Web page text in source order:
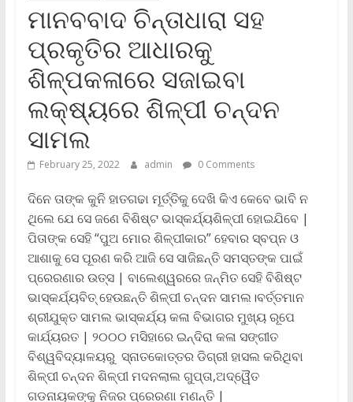
ମାନବବାଦ ଚିନ୍ତାଧାରା ସହ
ପ୍ରକୃତିର ଆଧାରକୁ
ଶିଳ୍ପକଳାରେ ସଜାଇବା
ଲକ୍ଷ୍ୟରେ ଶିଳ୍ପୀ ଚନ୍ଦନ
ସାମଲ
February 25, 2022 admin 0 Comments
ଦିନେ ତାଙ୍କ କୁନି ହାତଗଢା ମୂର୍ତ୍ତିକୁ ଦେଖି କିଏ କେବେ ଭାବି ନ
ଥିଲେ ଯେ ସେ ଜଣେ ବିଶିଷ୍ଟ ଭାସ୍କର୍ଯ୍ୟଶିଳ୍ପୀ ହୋଇଯିବେ |
ପିତାଙ୍କ ସେହି “ପୁଅ ମୋର ଶିଳ୍ପୀକାର” ହେବାର ସ୍ବପ୍ନ ଓ
ଆଶାକୁ ସେ ପୂରଣ କରି ଆଜି ସେ ସାଜିଛନ୍ତି ସମସ୍ତଙ୍କ ପାଇଁ
ପ୍ରେରଣାର ଉତ୍ସ | ବାଲେଶ୍ୱରରେ ଜନ୍ମିତ ସେହି ବିଶିଷ୍ଟ
ଭାସ୍କର୍ଯ୍ୟବିତ୍ ହେଉଛନ୍ତି ଶିଳ୍ପୀ ଚନ୍ଦନ ସାମଲ।ବର୍ତ୍ତମାନ
ଶ୍ରୀଯୁକ୍ତ ସାମଲ ଭାସ୍କର୍ଯ୍ୟ କଳା ବିଭାଗର ମୁଖ୍ୟ ରୂପେ
କାର୍ଯ୍ୟରତ | ୨୦୦୦ ମସିହାରେ ଇନ୍ଦିରା କଳା ସଙ୍ଗୀତ
ବିଶ୍ୱବିଦ୍ୟାଳୟରୁ ସ୍ନାତକୋତ୍ତର ଡିଗ୍ରୀ ହାସଲ କରିଥିବା
ଶିଳ୍ପୀ ଚନ୍ଦନ ଶିଳ୍ପୀ ମଦନଲାଲ ଗୁପ୍ତା,ଅଦ୍ୱୈତ
ଗଡନାୟକଙ୍କୁ ନିଜର ପ୍ରେରଣା ମଣନ୍ତି |